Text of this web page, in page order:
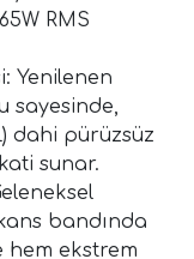
RMS
Yenilenen
sayesinde,
dahi pürüzsüz
sunar.
bandında
hem ekstrem